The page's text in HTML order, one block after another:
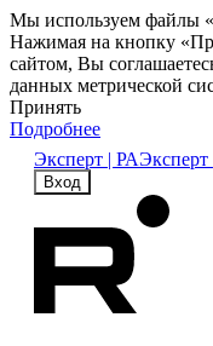
Мы используем файлы
Нажимая на кнопку
сайтом, Вы
данных метрической
Принять
Подробнее
Эксперт | РАЭксперт
Вход